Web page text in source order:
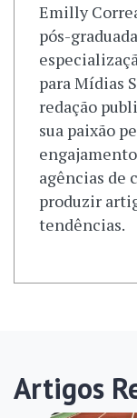
Emilly
pós-
para Mídias
redação
sua paixão
agências de
produzir
tendências.
Artigos